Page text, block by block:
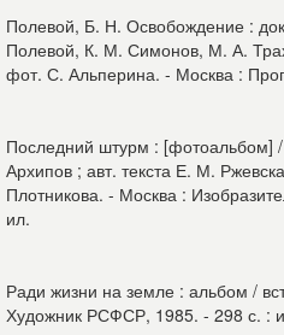
Полевой, Б. Н. Освобождение :
Полевой, К. М. Симонов, М. А.
фот. С. Альперина. - Москва :
Последний штурм : [фотоальбом]
Архипов ; авт. текста Е. М.
Плотникова. - Москва :
ил.
Ради жизни на земле : альбом /
Художник РСФСР, 1985. - 298 с. :